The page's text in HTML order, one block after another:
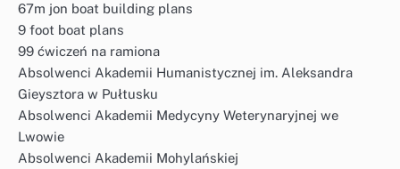
67m jon boat building plans
9 foot boat plans
99 ćwiczeń na ramiona
Absolwenci Akademii Humanistycznej im. Aleksandra
Gieysztora w Pułtusku
Absolwenci Akademii Medycyny Weterynaryjnej we
Lwowie
Absolwenci Akademii Mohylańskiej